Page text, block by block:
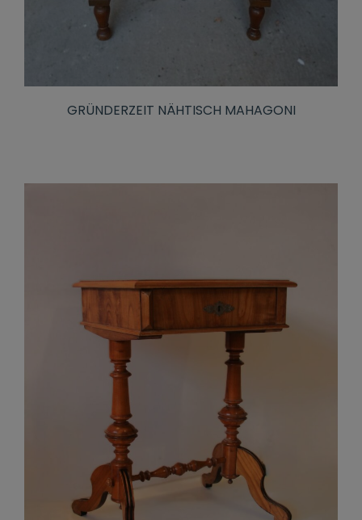
GRÜNDERZEIT NÄHTISCH MAHAGONI